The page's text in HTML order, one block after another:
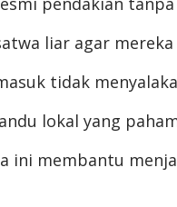
liar agar
tidak
lokal yang
ini membantu